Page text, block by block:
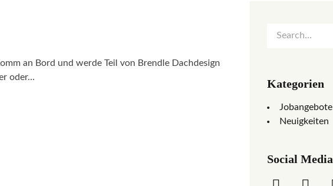
an Bord und werde Teil von Brendle Dachdesign
oder…
Kategorien
Jobangebote
Neuigkeiten
Social Media